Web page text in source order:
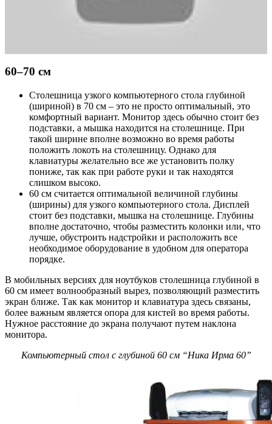
60–70 см
Столешница узкого компьютерного стола глубиной
(шириной) в 70 см – это не просто оптимальный, это
комфортный вариант. Монитор здесь обычно стоит без
подставки, а мышка находится на столешнице. При
такой ширине вполне возможно во время работы
положить локоть на столешницу. Однако для
клавиатуры желательно все же установить полку
пониже, так как при работе руки и так находятся
слишком высоко.
60 см считается оптимальной величиной глубины
(ширины) для узкого компьютерного стола. Дисплей
стоит без подставки, мышка на столешнице. Глубины
вполне достаточно, чтобы разместить колонки или, что
лучше, обустроить надстройки и расположить все
необходимое оборудование в удобном для оператора
порядке.
В мобильных версиях для ноутбуков столешница глубиной в
60 см имеет волнообразный вырез, позволяющий разместить
экран ближе. Так как монитор и клавиатура здесь связаны,
более важным является опора для кистей во время работы.
Нужное расстояние до экрана получают путем наклона
монитора.
Компьютерный стол с глубиной 60 см “Ника Ирма 60”